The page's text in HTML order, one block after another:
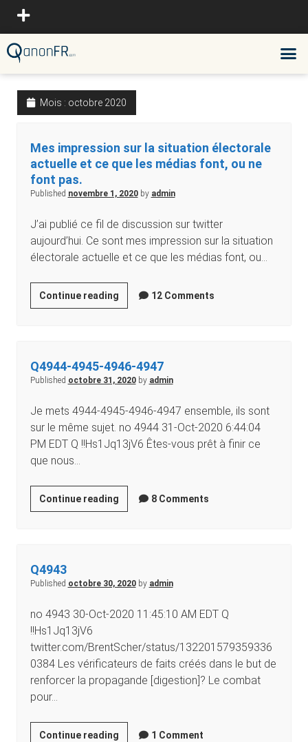
Mois : octobre 2020
Mes impression sur la situation électorale
actuelle et ce que les médias font, ou ne
font pas.
Published novembre 1, 2020by admin
J’ai publié ce fil de discussion sur twitter
aujourd’hui. Ce sont mes impression sur la situation
électorale actuelle et ce que les médias font, ou…
Continue reading 12 Comments
Q4944-4945-4946-4947
Published octobre 31, 2020by admin
Je mets 4944-4945-4946-4947 ensemble, ils sont
sur le même sujet. no 4944 31-Oct-2020 6:44:04
PM EDT Q !!Hs1Jq13jV6 Êtes-vous prêt à finir ce
que nous…
Continue reading 8 Comments
Q4943
Published octobre 30, 2020by admin
no 4943 30-Oct-2020 11:45:10 AM EDT Q
!!Hs1Jq13jV6
twitter.com/BrentScher/status/132201579359336
0384 Les vérificateurs de faits créés dans le but de
renforcer la propagande [digestion]? Le combat
pour…
Continue reading 1 Comment